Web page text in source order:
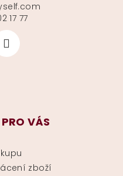
17 77
VÁS
zboží